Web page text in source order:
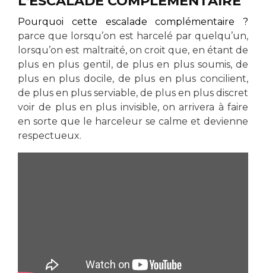
Pourquoi cette escalade complémentaire ?
parce que lorsqu’on est harcelé par quelqu’un,
lorsqu’on est maltraité, on croit que, en étant de
plus en plus gentil, de plus en plus soumis, de
plus en plus docile, de plus en plus concilient,
de plus en plus serviable, de plus en plus discret
voir de plus en plus invisible, on arrivera à faire
en sorte que le harceleur se calme et devienne
respectueux.